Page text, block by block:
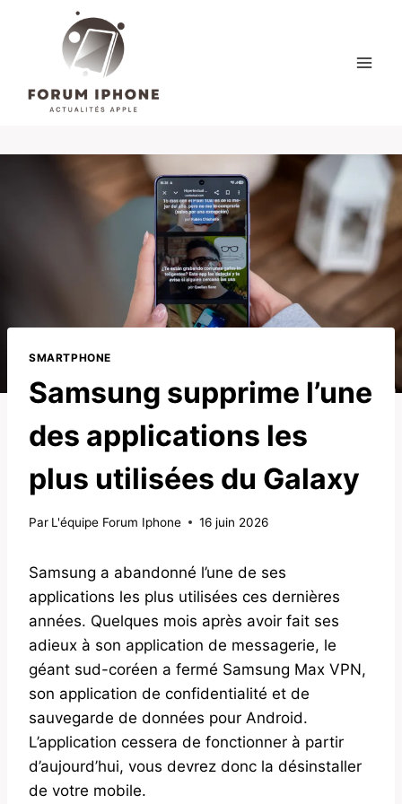
SMARTPHONE
Samsung supprime l’une
des applications les
plus utilisées du Galaxy
Par L'équipe Forum Iphone 16 juin 2026
Samsung a abandonné l’une de ses
applications les plus utilisées ces dernières
années. Quelques mois après avoir fait ses
adieux à son application de messagerie, le
géant sud-coréen a fermé Samsung Max VPN,
son application de confidentialité et de
sauvegarde de données pour Android.
L’application cessera de fonctionner à partir
d’aujourd’hui, vous devrez donc la désinstaller
de votre mobile.